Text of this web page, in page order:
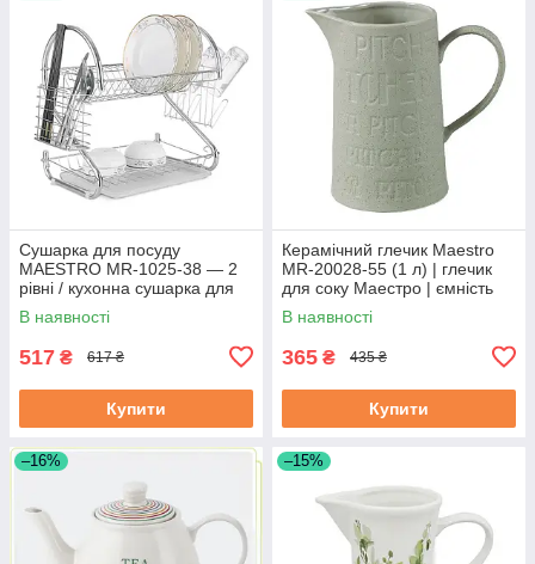
Сушарка для посуду
MAESTRO MR-1025-38 — 2
рівні / кухонна сушарка для
посуду Маестро
В наявності
517 ₴ 617 ₴
Купити
Керамічний глечик Maestro
MR-20028-55 (1 л) | глечик
для соку Маестро | ємність
для води Маестро
В наявності
365 ₴ 435 ₴
Купити
–16% –15%